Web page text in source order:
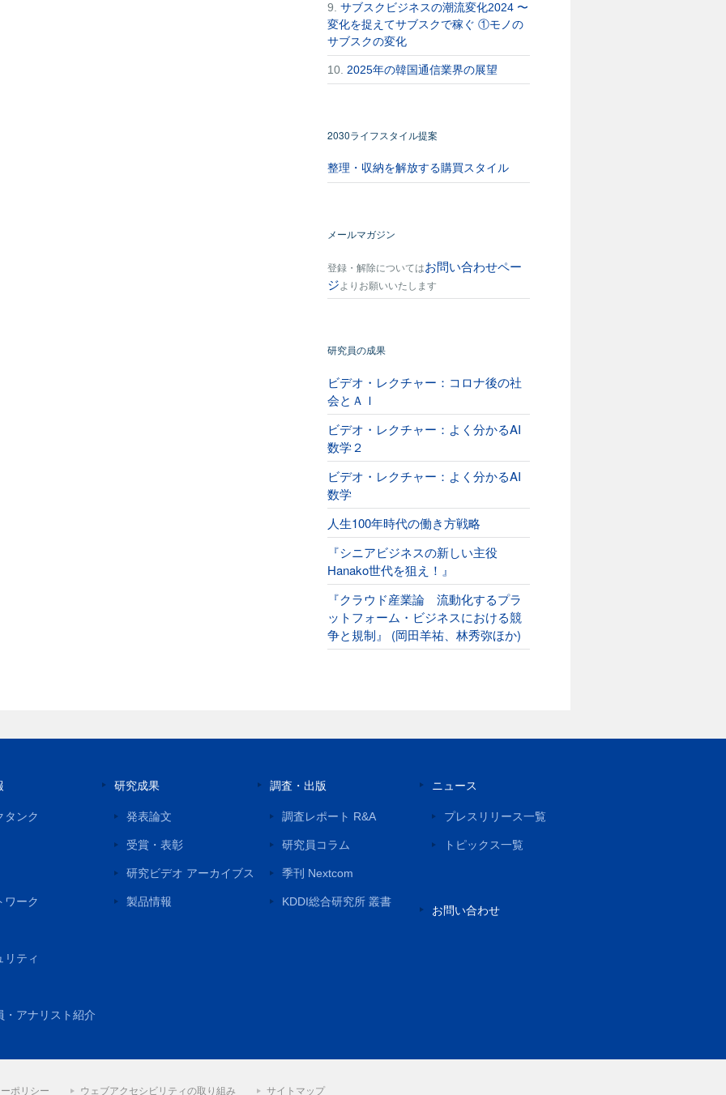
9. サブスクビジネスの潮流変化2024 〜
変化を捉えてサブスクで稼ぐ ①モノの
サブスクの変化
10. 2025年の韓国通信業界の展望
2030ライフスタイル提案
整理・収納を解放する購買スタイル
メールマガジン
登録・解除についてはお問い合わせペー
ジよりお願いいたします
研究員の成果
ビデオ・レクチャー：コロナ後の社
会とＡＩ
ビデオ・レクチャー：よく分かるAI
数学２
ビデオ・レクチャー：よく分かるAI
数学
人生100年時代の働き方戦略
『シニアビジネスの新しい主役
Hanako世代を狙え！』
『クラウド産業論 流動化するプラ
ットフォーム・ビジネスにおける競
争と規制』 (岡田羊祐、林秀弥ほか)
タンク
ワーク
リティ
・アナリスト紹介
研究成果
発表論文
受賞・表彰
研究ビデオ アーカイブス
製品情報
調査・出版
調査レポート R&A
研究員コラム
季刊 Nextcom
KDDI総合研究所 叢書
ニュース
プレスリリース一覧
トピックス一覧
お問い合わせ
ポリシー ウェブアクセシビリティの取り組み サイトマップ